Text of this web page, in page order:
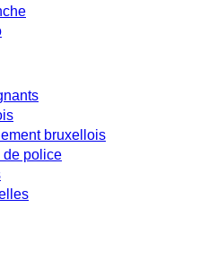
bruxellois
de police